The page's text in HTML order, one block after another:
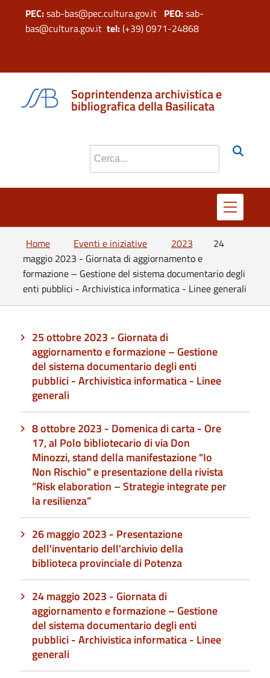
PEC:sab-bas@pec.cultura.gov.it PEO:sab-
bas@cultura.gov.ittel:(+39) 0971-24868
Soprintendenza archivistica e
bibliografica della Basilicata
Cerca nel sito
Home Eventi e iniziative 2023
24
maggio 2023 - Giornata di aggiornamento e
formazione – Gestione del sistema documentario degli
enti pubblici - Archivistica informatica - Linee generali
25 ottobre 2023 - Giornata di
aggiornamento e formazione – Gestione
del sistema documentario degli enti
pubblici - Archivistica informatica - Linee
generali
8 ottobre 2023 - Domenica di carta - Ore
17, al Polo bibliotecario di via Don
Minozzi, stand della manifestazione "Io
Non Rischio" e presentazione della rivista
“Risk elaboration – Strategie integrate per
la resilienza”
26 maggio 2023 - Presentazione
dell'inventario dell'archivio della
biblioteca provinciale di Potenza
24 maggio 2023 - Giornata di
aggiornamento e formazione – Gestione
del sistema documentario degli enti
pubblici - Archivistica informatica - Linee
generali